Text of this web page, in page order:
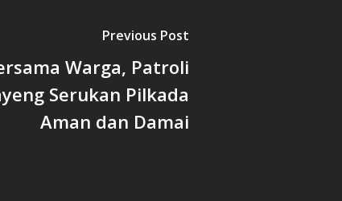
Previous Post
Warga, Patroli
Serukan Pilkada
Aman dan Damai